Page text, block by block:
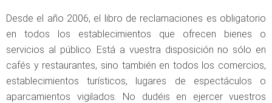
Desde el año 2006, el libro de reclamaciones es obligatorio
en todos los establecimientos que ofrecen bienes o
servicios al público. Está a vuestra disposición no sólo en
cafés y restaurantes, sino también en todos los comercios,
establecimientos turísticos, lugares de espectáculos o
aparcamientos vigilados. No dudéis en ejercer vuestros